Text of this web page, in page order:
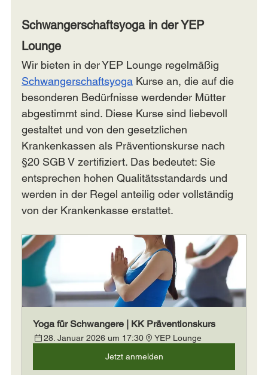
Schwangerschaftsyoga in der YEP
Lounge
Wir bieten in der YEP Lounge regelmäßig
Schwangerschaftsyoga Kurse an, die auf die
besonderen Bedürfnisse werdender Mütter
abgestimmt sind. Diese Kurse sind liebevoll
gestaltet und von den gesetzlichen
Krankenkassen als Präventionskurse nach
§20 SGB V zertifiziert. Das bedeutet: Sie
entsprechen hohen Qualitätsstandards und
werden in der Regel anteilig oder vollständig
von der Krankenkasse erstattet.
Yoga für Schwangere | KK Präventionskurs
28. Januar 2026 um 17:30
YEP Lounge
Jetzt anmelden